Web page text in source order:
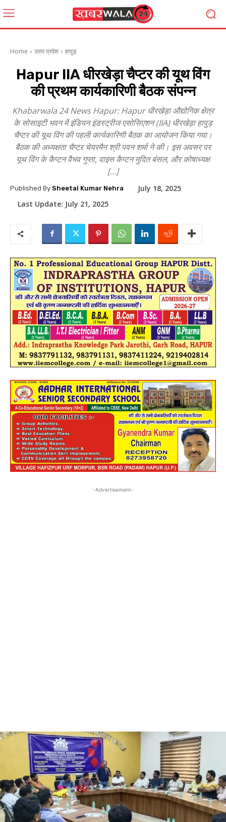
Home उत्तर प्रदेश हापुड़
Hapur IIA धीरखेड़ा चैप्टर की यूथ विंग
की प्रथम कार्यकारिणी बैठक संपन्न
Khabarwala 24 News Hapur: Hapur धीरखेड़ा औद्योगिक क्षेत्र
के सोसाइटी भवन में इंडियन इंडस्ट्रीज एसोसिएशन (IIA) धीरखेड़ा हापुड़
चैप्टर की यूथ विंग की पहली कार्यकारिणी बैठक का आयोजन किया गया।
बैठक की अध्यक्षता चैप्टर चेयरमैन श्री पवन शर्मा ने की। इस अवसर पर
यूथ विंग के कैप्टन वैभव गुप्ता, वाइस कैप्टन मुदित बंसल, और कोषाध्यक्ष
[…]
Published By Sheetal Kumar Nehra
July 18, 2025
Last Update: July 21, 2025
-Advertisement-